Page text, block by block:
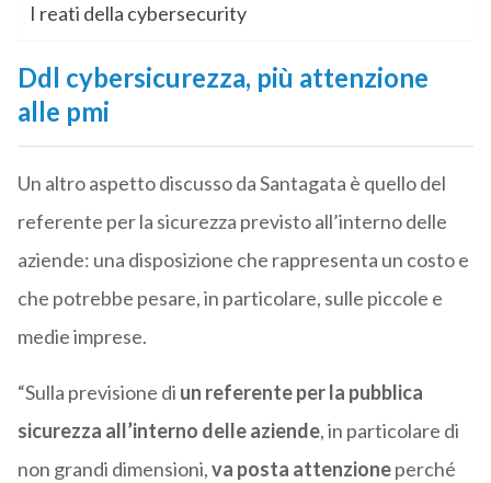
I reati della cybersecurity
Ddl cybersicurezza, più attenzione
alle pmi
Un altro aspetto discusso da Santagata è quello del
referente per la sicurezza previsto all’interno delle
aziende: una disposizione che rappresenta un costo e
che potrebbe pesare, in particolare, sulle piccole e
medie imprese.
“Sulla previsione di un referente per la pubblica
sicurezza all’interno delle aziende, in particolare di
non grandi dimensioni,va posta attenzioneperché